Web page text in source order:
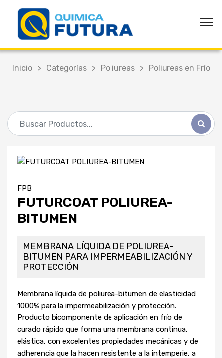
Inicio > Categorías > Poliureas > Poliureas en Frío
FPB
FUTURCOAT POLIUREA-
BITUMEN
MEMBRANA LÍQUIDA DE POLIUREA-
BITUMEN PARA IMPERMEABILIZACIÓN Y
PROTECCIÓN
Membrana líquida de poliurea-bitumen de elasticidad
1000% para la impermeabilización y protección.
Producto bicomponente de aplicación en frío de
curado rápido que forma una membrana continua,
elástica, con excelentes propiedades mecánicas y de
adherencia que la hacen resistente a la intemperie, a